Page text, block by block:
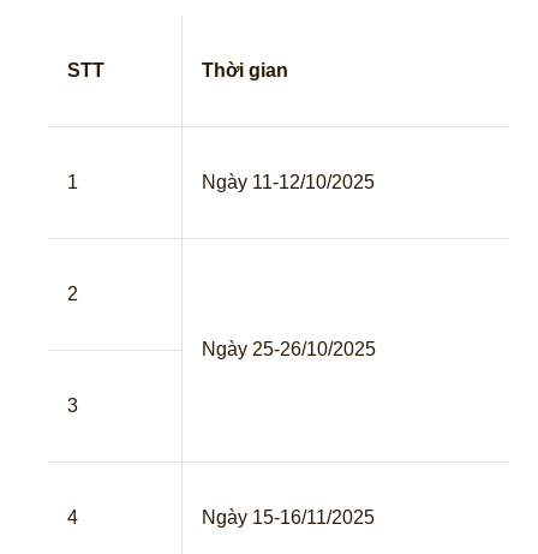
STT Thời gian
1 Ngày 11-12/10/2025
2
Ngày 25-26/10/2025
3
4 Ngày 15-16/11/2025